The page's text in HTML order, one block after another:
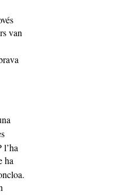
van
l’ha
ha